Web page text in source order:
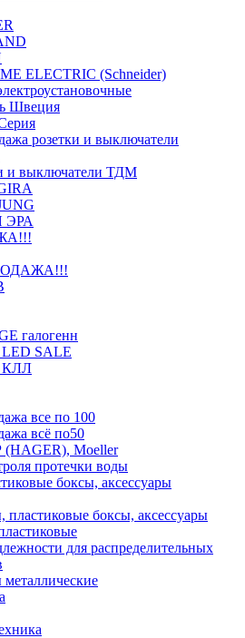
ELECTRIC (Schneider)
Швеция
розетки и выключатели
и выключатели ТДМ
ЭРА
галогенн
SALE
КЛЛ
все по 100
всё по50
Moeller
протечки воды
боксы, аксессуары
боксы, аксессуары
для распределительных